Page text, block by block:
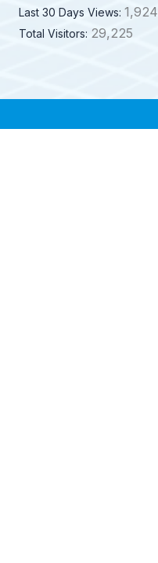
Last 30 Days Views: 1,924
Total Visitors: 29,225